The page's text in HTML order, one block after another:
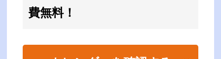
費無料！